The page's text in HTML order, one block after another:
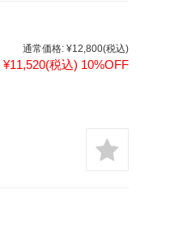
通常価格: ¥12,800(税込)
¥11,520(税込) 10%OFF